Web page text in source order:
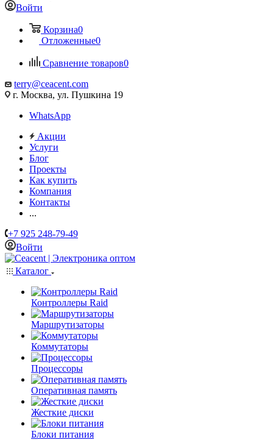
Войти
Корзина0
Отложенные0
Сравнение товаров0
terry@ceacent.com
г. Москва, ул. Пушкина 19
WhatsApp
Акции
Услуги
Блог
Проекты
Как купить
Компания
Контакты
...
+7 925 248-79-49
Войти
Каталог
Контроллеры Raid
Маршрутизаторы
Коммутаторы
Процессоры
Оперативная память
Жесткие диски
Блоки питания